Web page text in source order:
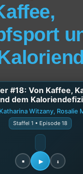
#18: Von Kaffee,
dem
Witzany, Rosalie
Staffel 1 • Episode 18